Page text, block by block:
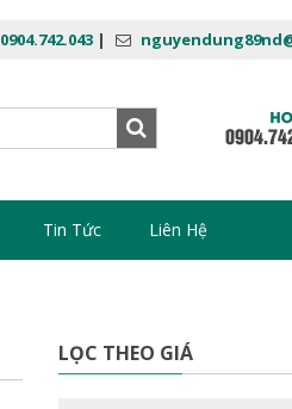
0904.742.043 |
Tin Tức Liên Hệ
LỌC THEO GIÁ